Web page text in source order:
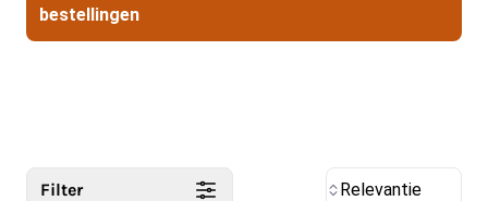
bestellingen
Filter Relevantie